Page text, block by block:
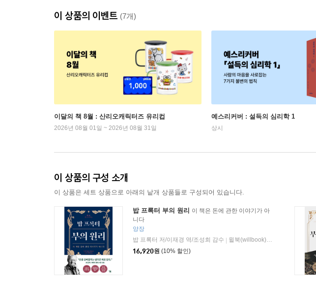
이 상품의 이벤트 (7개)
이달의 책 8월 : 산리오캐릭터즈 유리컵
2026년 08월 01일 ~ 2026년 08월 31일
예스리커버 : 설득의 심리학 1
상시
이 상품의 구성 소개
이 상품은 세트 상품으로 아래의 낱개 상품들로 구성되어 있습니다.
밥 프록터 부의 원리
이 책은 돈에 관한 이야기가 아
니다
양장
밥 프록터 저/이재경 역/조성희 감수
윌북(willbook) | 2023년 06월 15일
16,920원 (10% 할인)